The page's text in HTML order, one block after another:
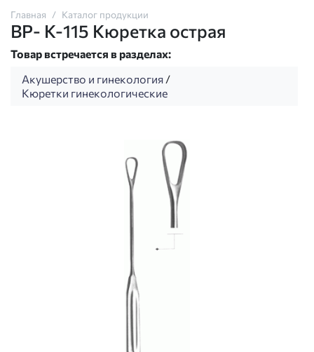
Главная Каталог продукции
ВР- К-115 Кюретка острая
Товар встречается в разделах:
Акушерство и гинекология /
Кюретки гинекологические